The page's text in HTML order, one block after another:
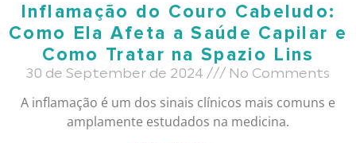
Inflamação do Couro Cabeludo:
Como Ela Afeta a Saúde Capilar e
Como Tratar na Spazio Lins
30 de September de 2024 No Comments
A inflamação é um dos sinais clínicos mais comuns e
amplamente estudados na medicina.